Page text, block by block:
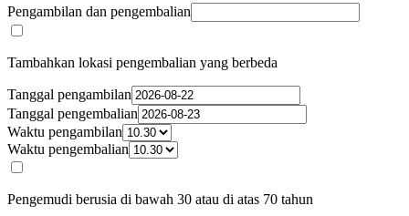
Pengambilan dan pengembalian
Tambahkan lokasi pengembalian yang berbeda
Tanggal pengambilan
Tanggal pengembalian
Waktu pengambilan
Waktu pengembalian
Pengemudi berusia di bawah 30 atau di atas 70 tahun